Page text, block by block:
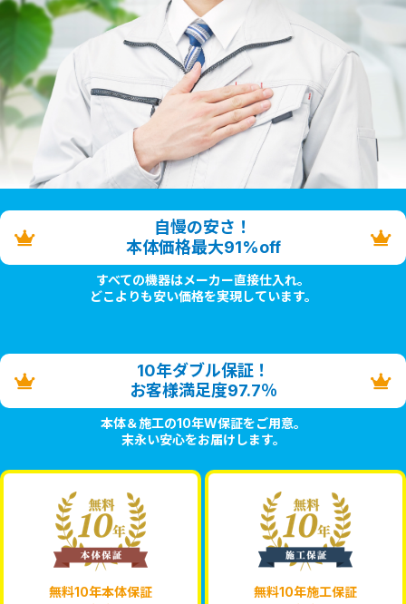
自慢の安さ！
本体価格最大91%off
すべての機器はメーカー直接仕入れ。
どこよりも安い価格を実現しています。
10年ダブル保証！
お客様満足度97.7％
本体＆施工の10年W保証をご用意。
末永い安心をお届けします。
無料10年本体保証 無料10年施工保証